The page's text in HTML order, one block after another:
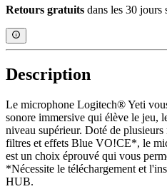
Retours gratuits dans les 30 jours
Description
Le microphone Logitech® Yeti
sonore immersive qui élève le jeu,
niveau supérieur. Doté de
filtres et effets Blue VO!CE*, le
est un choix éprouvé qui vous
*Nécessite le téléchargement et
HUB.